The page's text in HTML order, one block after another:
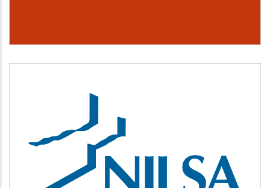
NILSA
Medio ambiente